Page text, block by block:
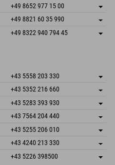
Buchen
Adresse speichern
Anreiseinfos
Buchen
+49 8652 977 15 00
Adresse speichern
Buchen
+49 8821 60 35 990
Adresse speichern
Anreiseinfos
+49 8322 940 794 45
+43 5558 203 330
Adresse speichern
Buchen
+43 5352 216 660
Adresse speichern
Anreiseinfos
Buchen
+43 5283 393 930
Adresse speichern
Buchen
+43 7564 204 440
Adresse speichern
Anreiseinfos
Buchen
+43 5255 206 010
Adresse speichern
Buchen
+43 4240 213 330
Adresse speichern
Anreiseinfos
+43 5226 398500